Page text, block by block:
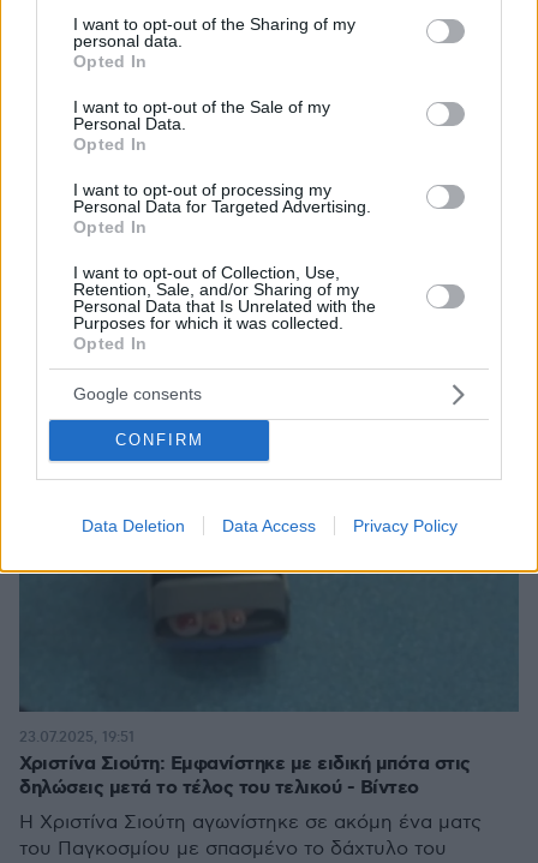
not limited to your visit or usage behaviour. You may click to
grant or deny consent to Google and its third-party tags to
use your data for below specified purposes in below Google
consent section.
I want to opt-out of the Sharing of my
personal data.
Opted In
I want to opt-out of the Sale of my
Personal Data.
Opted In
I want to opt-out of processing my
Personal Data for Targeted Advertising.
Opted In
I want to opt-out of Collection, Use,
Retention, Sale, and/or Sharing of my
Personal Data that Is Unrelated with the
Purposes for which it was collected.
Opted In
Google consents
CONFIRM
Data Deletion Data Access Privacy Policy
Υποδοχή ηρωίδων στο Ελ. Βενιζέλος για τις Παγκόσμιες
Πρωταθλήτριες - Οι πρώτες δηλώσεις της Εθνικής
Πόλο Γυναικών
Δείτε βίντεο με τα όσα δήλωσαν - Η Εθνική ομάδα
πόλο γυναικών, με τις αποσκευές γεμάτες δόξα και
χρυσό, προσγειώθηκε στην Αθήνα
Χριστίνα Σιούτη: Εμφανίστηκε με ειδική μπότα στις
δηλώσεις μετά το τέλος του τελικού - Βίντεο
Η Χριστίνα Σιούτη αγωνίστηκε σε ακόμη ένα ματς
του Παγκοσμίου με σπασμένο το δάχτυλο του
23.07.2025, 19:51